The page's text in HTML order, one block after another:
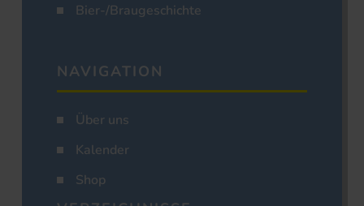
Bier-/Braugeschichte
NAVIGATION
Über uns
Kalender
Shop